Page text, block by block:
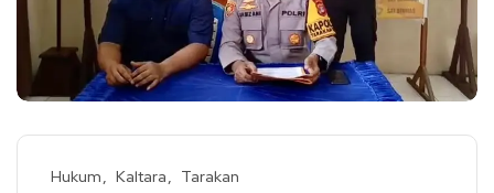
Hukum Kaltara Tarakan